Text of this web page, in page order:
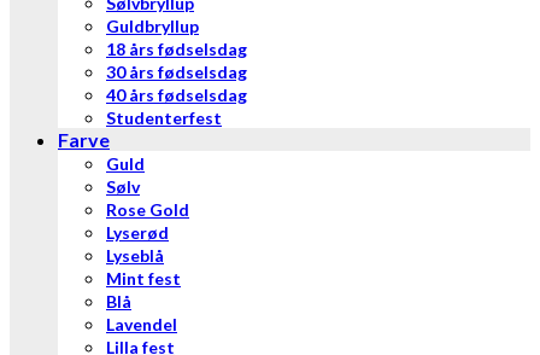
Guldbryllup
18 års fødselsdag
30 års fødselsdag
40 års fødselsdag
Studenterfest
Farve
Guld
Sølv
Rose Gold
Lyserød
Lyseblå
Mint fest
Blå
Lavendel
Lilla fest